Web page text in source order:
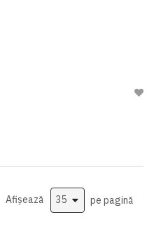
Afișează pe pagină